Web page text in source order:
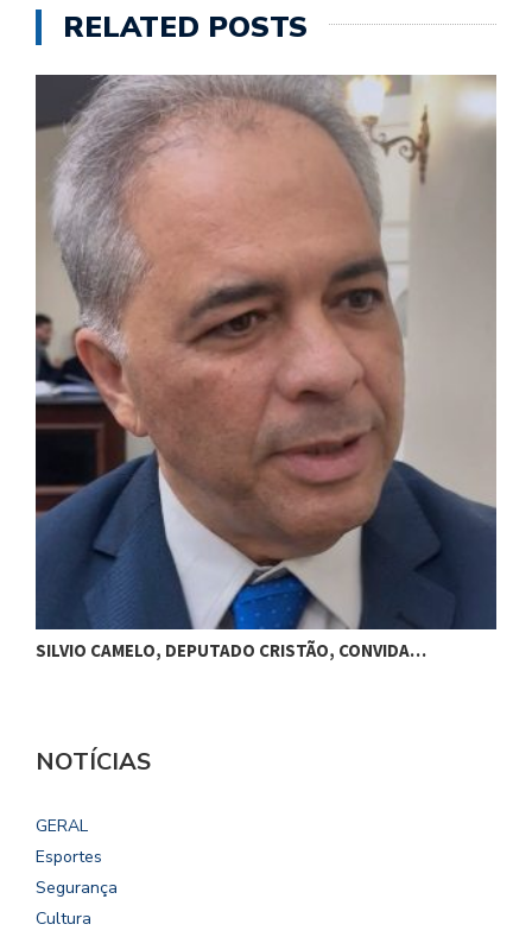
RELATED POSTS
SILVIO CAMELO, DEPUTADO CRISTÃO, CONVIDA…
NOTÍCIAS
GERAL
Esportes
Segurança
Cultura